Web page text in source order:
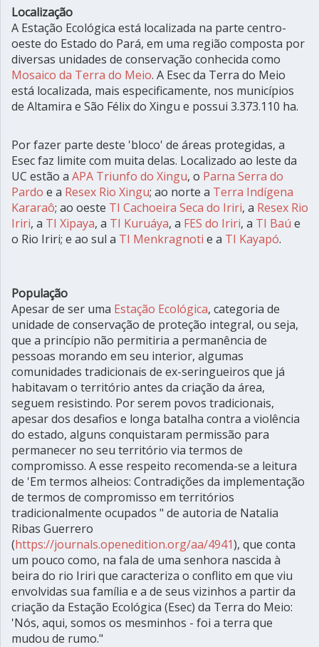
Localização
A Estação Ecológica está localizada na parte centro-
oeste do Estado do Pará, em uma região composta por
diversas unidades de conservação conhecida como
Mosaico da Terra do Meio. A Esec da Terra do Meio
está localizada, mais especificamente, nos municípios
de Altamira e São Félix do Xingu e possui 3.373.110 ha.
Por fazer parte deste 'bloco' de áreas protegidas, a
Esec faz limite com muita delas. Localizado ao leste da
UC estão a APA Triunfo do Xingu, o Parna Serra do
Pardo e a Resex Rio Xingu; ao norte a Terra Indígena
Kararaô; ao oeste TI Cachoeira Seca do Iriri, a Resex Rio
Iriri, a TI Xipaya, a TI Kuruáya, a FES do Iriri, a TI Baú e
o Rio Iriri; e ao sul a TI Menkragnoti e a TI Kayapó.
População
Apesar de ser uma Estação Ecológica, categoria de
unidade de conservação de proteção integral, ou seja,
que a princípio não permitiria a permanência de
pessoas morando em seu interior, algumas
comunidades tradicionais de ex-seringueiros que já
habitavam o território antes da criação da área,
seguem resistindo. Por serem povos tradicionais,
apesar dos desafios e longa batalha contra a violência
do estado, alguns conquistaram permissão para
permanecer no seu território via termos de
compromisso. A esse respeito recomenda-se a leitura
de 'Em termos alheios: Contradições da implementação
de termos de compromisso em territórios
tradicionalmente ocupados " de autoria de Natalia
Ribas Guerrero
(https://journals.openedition.org/aa/4941), que conta
um pouco como, na fala de uma senhora nascida à
beira do rio Iriri que caracteriza o conflito em que viu
envolvidas sua família e a de seus vizinhos a partir da
criação da Estação Ecológica (Esec) da Terra do Meio:
'Nós, aqui, somos os mesminhos - foi a terra que
mudou de rumo."